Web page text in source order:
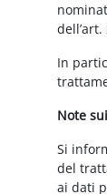
dell’art.
In
Note
Si
del
ai dati